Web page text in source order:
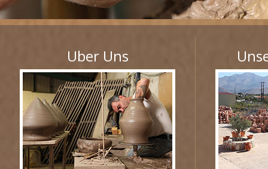
Uber Uns